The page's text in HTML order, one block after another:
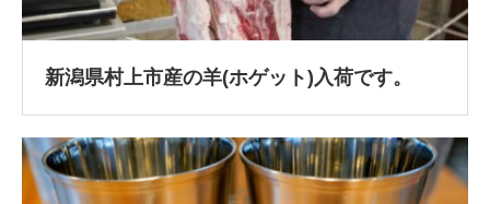
新潟県村上市産の羊(ホゲット)入荷です。